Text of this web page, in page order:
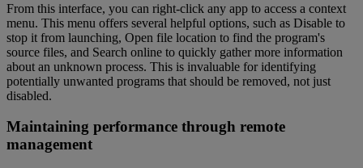
From this interface, you can right-click any app to access a context
menu. This menu offers several helpful options, such as Disable to
stop it from launching, Open file location to find the program's
source files, and Search online to quickly gather more information
about an unknown process. This is invaluable for identifying
potentially unwanted programs that should be removed, not just
disabled.
Maintaining performance through remote
management